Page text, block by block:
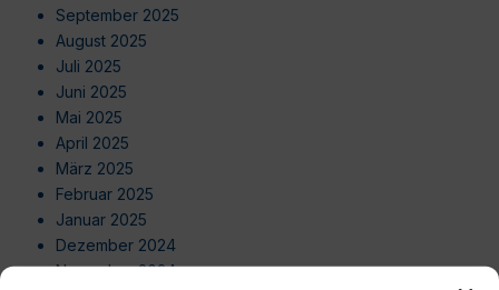
September 2025
August 2025
Juli 2025
Juni 2025
Mai 2025
April 2025
März 2025
Februar 2025
Januar 2025
Dezember 2024
November 2024